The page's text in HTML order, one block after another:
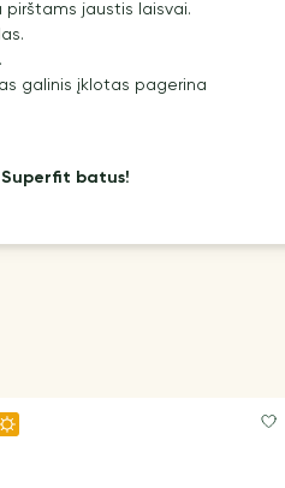
jaustis laisvai.
galinis įklotas pagerina
batus!